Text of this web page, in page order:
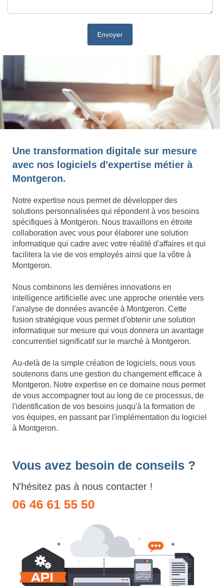
Une transformation digitale sur mesure
avec nos logiciels d'expertise métier à
Montgeron.
Notre expertise nous permet de développer des
solutions personnalisées qui répondent à vos besoins
spécifiques à Montgeron. Nous travaillons en étroite
collaboration avec vous pour élaborer une solution
informatique qui cadre avec votre réalité d'affaires et qui
facilitera la vie de vos employés ainsi que la vôtre à
Montgeron.
Nous combinons les dernières innovations en
intelligence artificielle avec une approche orientée vers
l'analyse de données avancée à Montgeron. Cette
fusion stratégique vous permet d'obtenir une solution
informatique sur mesure qui vous donnera un avantage
concurrentiel significatif sur le marché à Montgeron.
Au-delà de la simple création de logiciels, nous vous
soutenons dans une gestion du changement efficace à
Montgeron. Notre expertise en ce domaine nous permet
de vous accompagner tout au long de ce processus, de
l'identification de vos besoins jusqu'à la formation de
vos équipes, en passant par l'implémentation du logiciel
à Montgeron.
Vous avez besoin de conseils ?
N'hésitez pas à nous contacter !
06 46 61 55 50